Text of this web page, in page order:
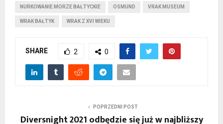
NURKOWANIE MORZE BAŁTYCKIE OSMUND VRAK MUSEUM
WRAK BAŁTYK WRAK Z XVI WIEKU
SHARE 2 0
POPRZEDNI POST
Diversnight 2021 odbędzie się już w najbliższy